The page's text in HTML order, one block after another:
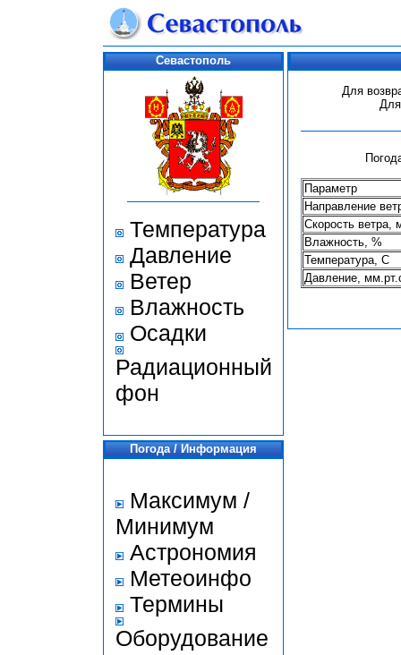
Севастополь
Температура
Давление
Ветер
Влажность
Осадки
Радиационный
фон
Погода / Информация
Максимум /
Минимум
Астрономия
Метеоинфо
Термины
Оборудование
Для
Параметр
Направление
Скорость ветра,
Влажность, %
Температура, С
Давление,